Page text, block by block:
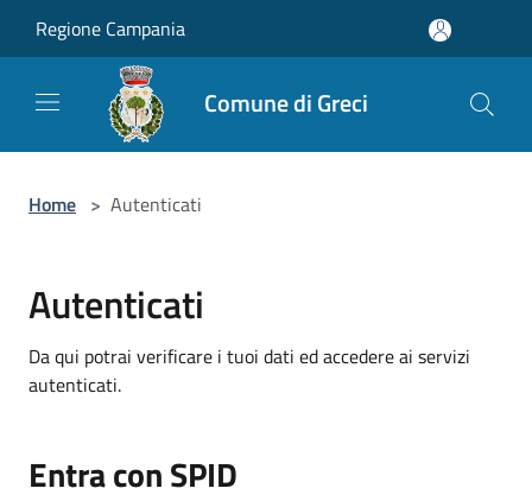
Regione Campania
Comune di Greci
Home > Autenticati
Autenticati
Da qui potrai verificare i tuoi dati ed accedere ai servizi
autenticati.
Entra con SPID